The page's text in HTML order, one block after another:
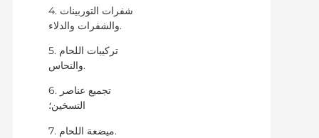
4. شفرات التوربينات
والشفرات والدلاء.
5. تركيبات اللحام
والنحاس.
6. تجميع عناصر
7. ميضعة اللحام.